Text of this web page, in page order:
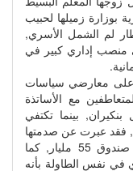
زميلها لحبيب
لم الشمل الأسري,
منصب إداري كبير في
على معارضي سياسات
مع الأساتذة
بينما تكتفي
فقد عبرت عن صدمتها
لاستسلام بنكيران أمام أخنوش في قضية صندوق 55 مليار, كما
نفس الطاولة بأنه